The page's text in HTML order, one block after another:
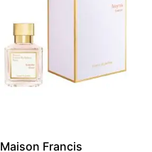
Maison Francis